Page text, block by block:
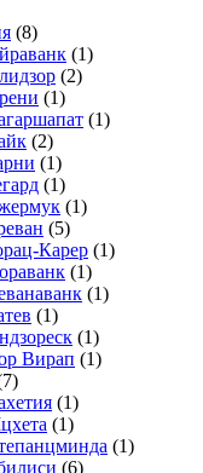
(8)
(1)
(2)
(1)
(1)
(2)
(1)
(1)
(1)
(5)
Карер (1)
(1)
(1)
(1)
(1)
Вирап (1)
(1)
(1)
(1)
(6)